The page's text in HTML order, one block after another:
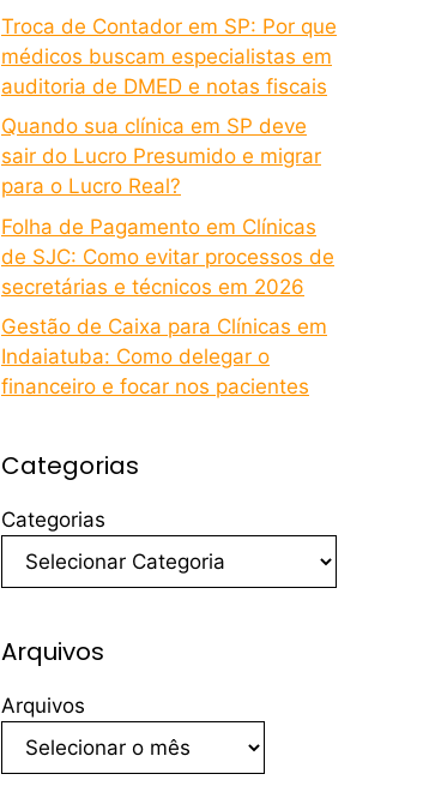
Troca de Contador em SP: Por que
médicos buscam especialistas em
auditoria de DMED e notas fiscais
Quando sua clínica em SP deve
sair do Lucro Presumido e migrar
para o Lucro Real?
Folha de Pagamento em Clínicas
de SJC: Como evitar processos de
secretárias e técnicos em 2026
Gestão de Caixa para Clínicas em
Indaiatuba: Como delegar o
financeiro e focar nos pacientes
Categorias
Categorias
Arquivos
Arquivos